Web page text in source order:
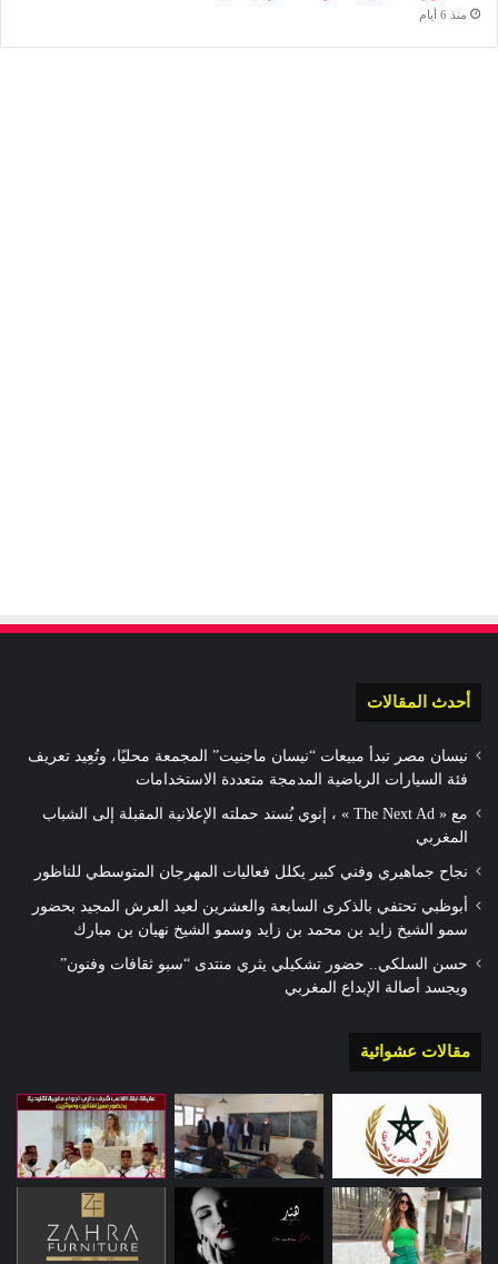
منذ 6 أيام
أحدث المقالات
نيسان مصر تبدأ مبيعات “نيسان ماجنيت” المجمعة محليًا، وتُعِيد تعريف
فئة السيارات الرياضية المدمجة متعددة الاستخدامات
مع « The Next Ad » ، إنوي يُسند حملته الإعلانية المقبلة إلى الشباب
المغربي
نجاح جماهيري وفني كبير يكلل فعاليات المهرجان المتوسطي للناظور
أبوظبي تحتفي بالذكرى السابعة والعشرين لعيد العرش المجيد بحضور
سمو الشيخ زايد بن محمد بن زايد وسمو الشيخ نهيان بن مبارك
حسن السلكي.. حضور تشكيلي يثري منتدى “سبو ثقافات وفنون”
ويجسد أصالة الإبداع المغربي
مقالات عشوائية